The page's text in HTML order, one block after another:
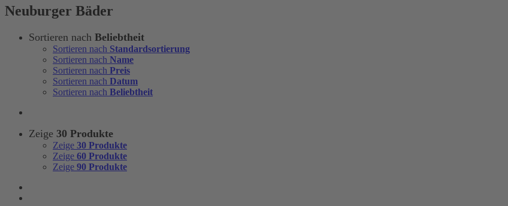
Neuburger Bäder
Sortieren nach Beliebtheit
Sortieren nach Standardsortierung
Sortieren nach Name
Sortieren nach Preis
Sortieren nach Datum
Sortieren nach Beliebtheit
Zeige 30 Produkte
Zeige 30 Produkte
Zeige 60 Produkte
Zeige 90 Produkte